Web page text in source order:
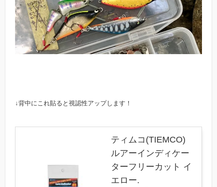
↓背中にこれ貼ると視認性アップします！
ティムコ(TIEMCO)
ルアーインディケー
ターフリーカット イ
エロー.